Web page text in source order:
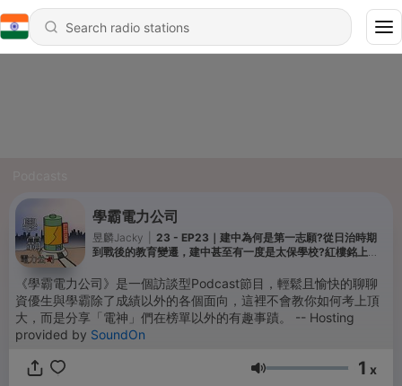
學霸電力公司
昱麟Jacky
23 - EP23｜建中為何是第一志願?從日治時期
到戰後的教育變遷，建中甚至有一度是太保學校?紅樓銘上的
《學霸電力公司》是一個訪談型Podcast節目，輕鬆且愉快的聊聊
資優生與學霸除了成績以外的各個面向，這裡不會教你如何考上頂
大，而是分享「電神」們在榜單以外的有趣事蹟。 -- Hosting
provided by SoundOn
Volume 1 x